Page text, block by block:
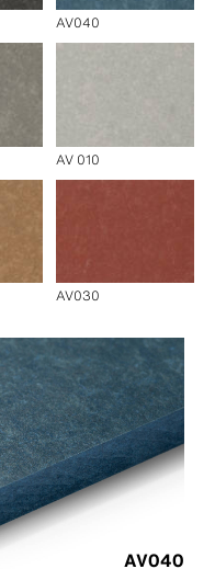
AV040
AV040
AV 010
AV030